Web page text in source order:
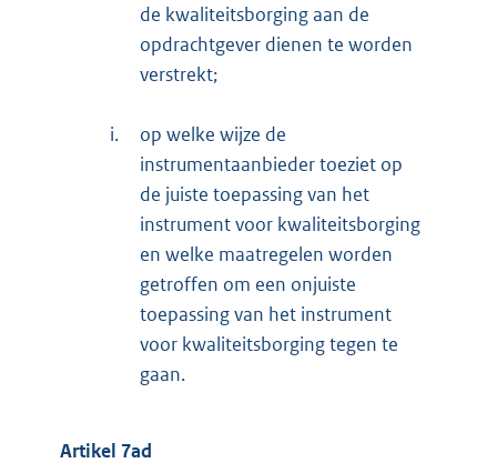
de kwaliteitsborging aan de
opdrachtgever dienen te worden
verstrekt;
i.
op welke wijze de
instrumentaanbieder toeziet op
de juiste toepassing van het
instrument voor kwaliteitsborging
en welke maatregelen worden
getroffen om een onjuiste
toepassing van het instrument
voor kwaliteitsborging tegen te
gaan.
Artikel 7ad